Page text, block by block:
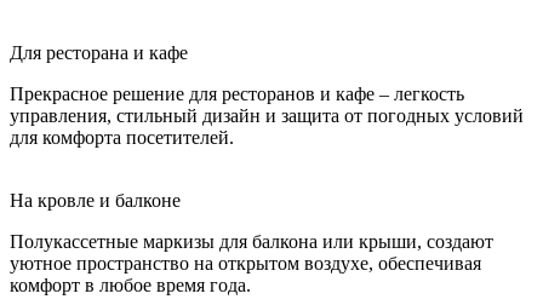
Для ресторана и кафе
Прекрасное решение для ресторанов и кафе – легкость
управления, стильный дизайн и защита от погодных условий
для комфорта посетителей.
На кровле и балконе
Полукассетные маркизы для балкона или крыши, создают
уютное пространство на открытом воздухе, обеспечивая
комфорт в любое время года.